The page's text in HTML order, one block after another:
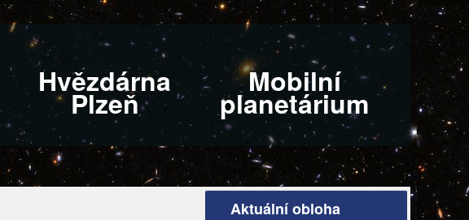
Hvězdárna
Plzeň
Mobilní
planetárium
Aktuální obloha